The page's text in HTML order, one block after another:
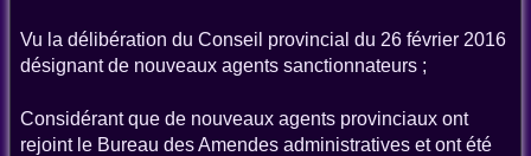
Vu la délibération du Conseil provincial du 26 février 2016
désignant de nouveaux agents sanctionnateurs ;
Considérant que de nouveaux agents provinciaux ont
rejoint le Bureau des Amendes administratives et ont été